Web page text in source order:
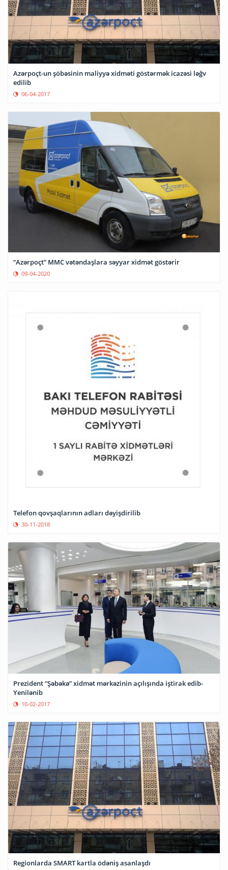
Azərpoçt-un şöbəsinin maliyyə xidməti göstərmək icazəsi ləğv
edilib
06-04-2017
“Azərpoçt” MMC vətəndaşlara səyyar xidmət göstərir
09-04-2020
Telefon qovşaqlarının adları dəyişdirilib
30-11-2018
Prezident “Şəbəkə” xidmət mərkəzinin açılışında iştirak edib-
Yenilənib
10-02-2017
Regionlarda SMART kartla ödəniş asanlaşdı